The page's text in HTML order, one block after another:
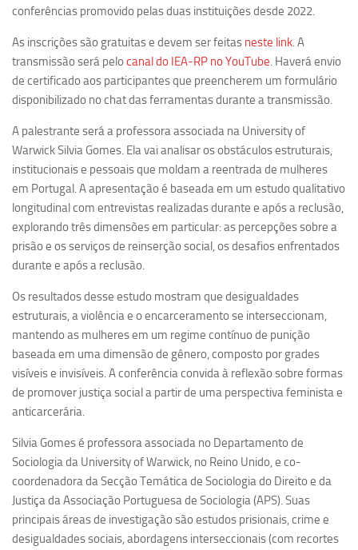
Ano Sabático
Programas Ano Sabático Encerrados
Cíntia Rosa Pereira de Lima
Evandro Eduardo Seron Ruiz
Fabiana Cristina Severi (FDRP)
Fernando de Lima Caneppele
Maria Paula Costa Bertran
Professor Sênior
Professores Seniores Encerrados
Institucional
Polo Ribeirão Preto
Equipe
Estrutura do polo
Projetos
Ciência com Pipoca
Ciência Por Elas
Pint of Science
conferências promovido pelas duas instituições desde 2022.
As inscrições são gratuitas e devem ser feitas neste link. A
transmissão será pelo canal do IEA-RP no YouTube. Haverá envio
de certificado aos participantes que preencherem um formulário
disponibilizado no chat das ferramentas durante a transmissão.
A palestrante será a professora associada na University of
Warwick Silvia Gomes. Ela vai analisar os obstáculos estruturais,
institucionais e pessoais que moldam a reentrada de mulheres
em Portugal. A apresentação é baseada em um estudo qualitativo
longitudinal com entrevistas realizadas durante e após a reclusão,
explorando três dimensões em particular: as percepções sobre a
prisão e os serviços de reinserção social, os desafios enfrentados
durante e após a reclusão.
Os resultados desse estudo mostram que desigualdades
estruturais, a violência e o encarceramento se interseccionam,
mantendo as mulheres em um regime contínuo de punição
baseada em uma dimensão de gênero, composto por grades
visíveis e invisíveis. A conferência convida à reflexão sobre formas
de promover justiça social a partir de uma perspectiva feminista e
anticarcerária.
Silvia Gomes é professora associada no Departamento de
Sociologia da University of Warwick, no Reino Unido, e co-
coordenadora da Secção Temática de Sociologia do Direito e da
Justiça da Associação Portuguesa de Sociologia (APS). Suas
principais áreas de investigação são estudos prisionais, crime e
desigualdades sociais, abordagens interseccionais (com recortes